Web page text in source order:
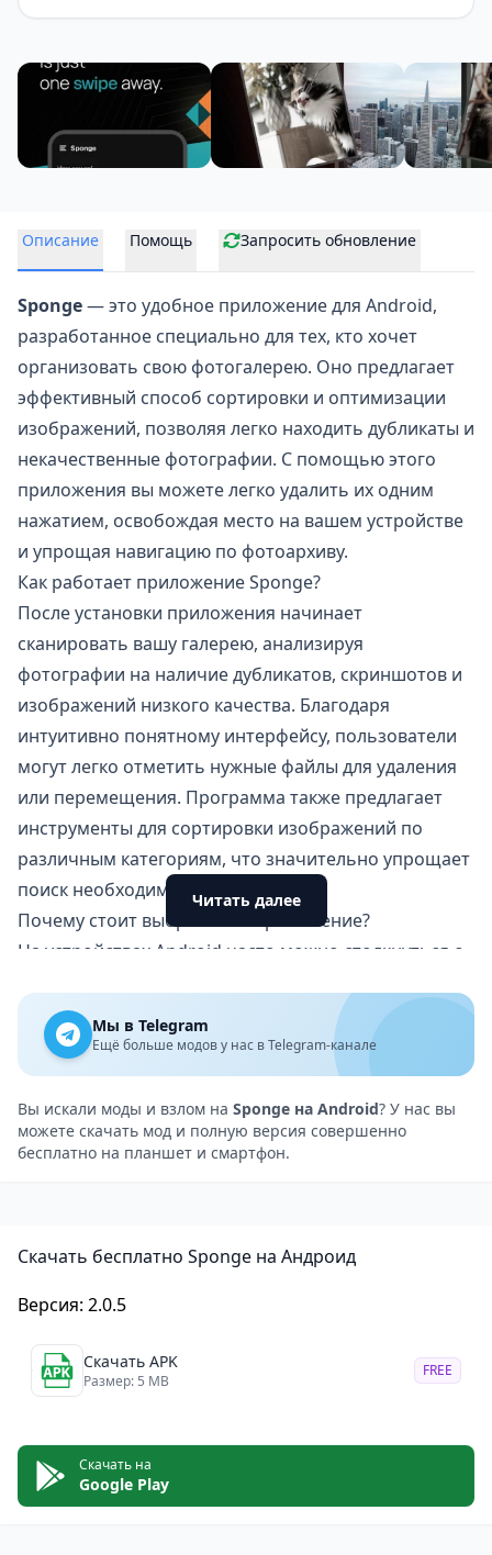
Описание Помощь Запросить обновление
Sponge— это удобное приложение для Android,
разработанное специально для тех, кто хочет
организовать свою фотогалерею. Оно предлагает
эффективный способ сортировки и оптимизации
изображений, позволяя легко находить дубликаты и
некачественные фотографии. С помощью этого
приложения вы можете легко удалить их одним
нажатием, освобождая место на вашем устройстве
и упрощая навигацию по фотоархиву.
Как работает приложение Sponge?
После установки приложения начинает
сканировать вашу галерею, анализируя
фотографии на наличие дубликатов, скриншотов и
изображений низкого качества. Благодаря
интуитивно понятному интерфейсу, пользователи
могут легко отметить нужные файлы для удаления
или перемещения. Программа также предлагает
инструменты для сортировки изображений по
различным категориям, что значительно упрощает
поиск необходимых фотографий.
Почему стоит выбрать это приложение?
На устройствах Android часто можно столкнуться с
множество фотографий и скриншотов, не
задумываясь о том, как их организовать. Sponge —
это приложение, которое помогает решить эту
проблему, избавляя от необходимости тратить
время на ручную чистку. Оно быстро и эффективно
удаляет ненужные файлы, освобождая место и
Sponge — это незаменимый инструмент для тех, кто
упорядочить фотографии. Он освобождает ценные
гигабайты памяти, что особенно актуально для
владельцев устройств с ограниченным
быстрой и простой очистке, Sponge станет вашим
верным помощником в поддержании порядка.
Читать далее
Мы в Telegram
Ещё больше модов у нас в Telegram-канале
Вы искали моды и взлом на Sponge на Android? У нас вы
можете скачать мод и полную версия совершенно
бесплатно на планшет и смартфон.
Скачать бесплатно Sponge на Андроид
Версия: 2.0.5
Скачать APK
Размер: 5 MB
FREE
Скачать на
Google Play